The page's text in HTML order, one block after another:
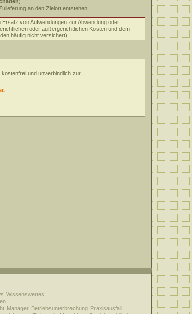
an den Zielort entstehen
von Aufwendungen zur Abwendung oder
oder außergerichtlichen Kosten und dem
häufig nicht versichert).
und unverbindlich zur
.
Wissenswertes
Manager Betriebsunterbrechung Praxisausfall